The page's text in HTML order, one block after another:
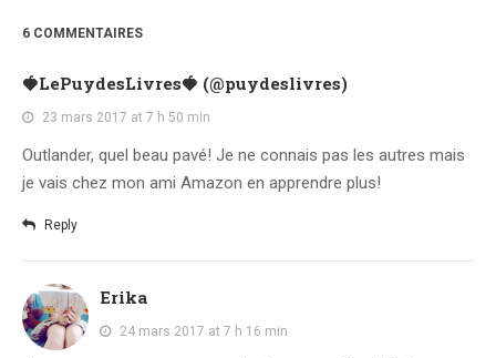
6 COMMENTAIRES
🍓LePuydesLivres🍓 (@puydeslivres)
23 mars 2017 at 7 h 50 min
Outlander, quel beau pavé! Je ne connais pas les autres mais
je vais chez mon ami Amazon en apprendre plus!
Reply
Erika
24 mars 2017 at 7 h 16 min